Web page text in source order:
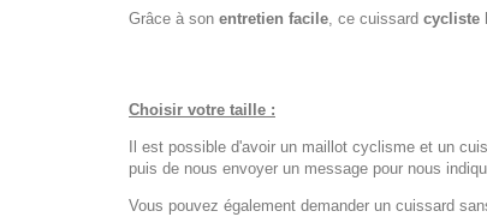
Grâce à son entretien facile, ce cuissard cycliste
Choisir votre taille :
Il est possible d'avoir un maillot cyclisme et un
puis de nous envoyer un message pour nous
Vous pouvez également demander un cuissard